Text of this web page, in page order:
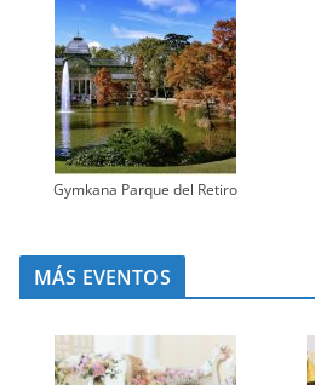
Gymkana Parque del Retiro
MÁS EVENTOS